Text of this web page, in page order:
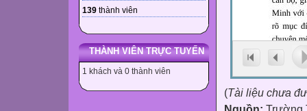
139 thành viên
THÀNH VIÊN TRỰC TUYẾN
1 khách và 0 thành viên
(Tài liệu chưa